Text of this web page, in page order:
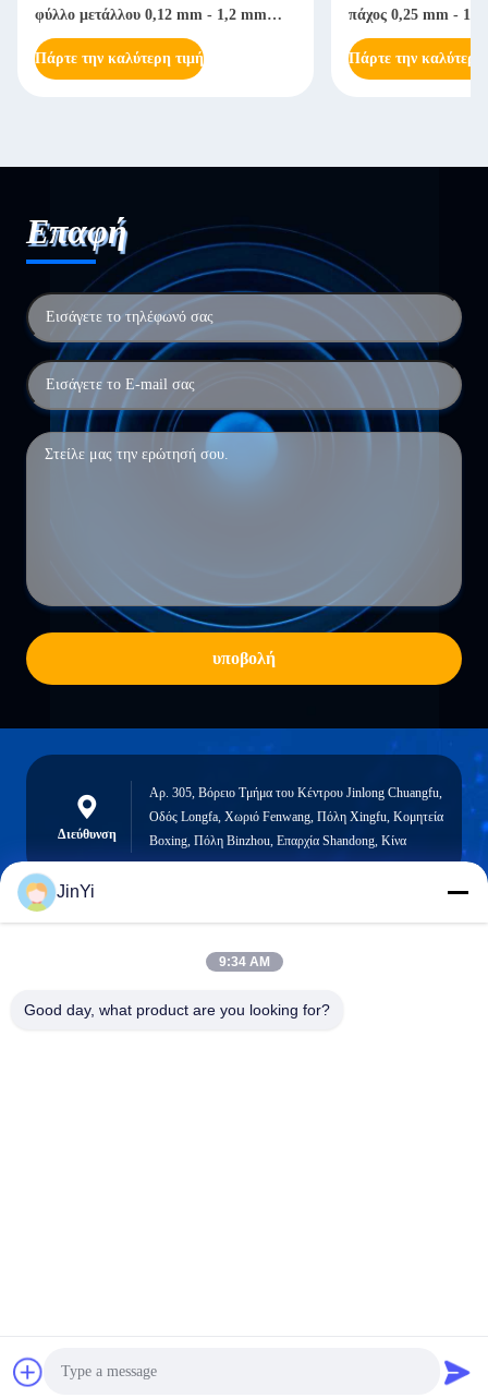
φύλλο μετάλλου 0,12 mm - 1,2 mm
πάχος για οροφές και τοίχους με
προσαρμοσμένα χρώματα RAL
Πάρτε την καλύτερη τιμή
πάχος 0,25 mm - 1,2
σκληρότητα 1H - 3H
κατασκευή
Πάρτε την καλύτερη
Επαφή
υποβολή
Διεύθυνση
Αρ. 305, Βόρειο Τμήμα του Κέντρου Jinlong Chuangfu,
Οδός Longfa, Χωριό Fenwang, Πόλη Xingfu, Κομητεία
Boxing, Πόλη Binzhou, Επαρχία Shandong, Κίνα
chenshasha1867@gmail.com
JinYi
9:34 AM
Good day, what product are you looking for?